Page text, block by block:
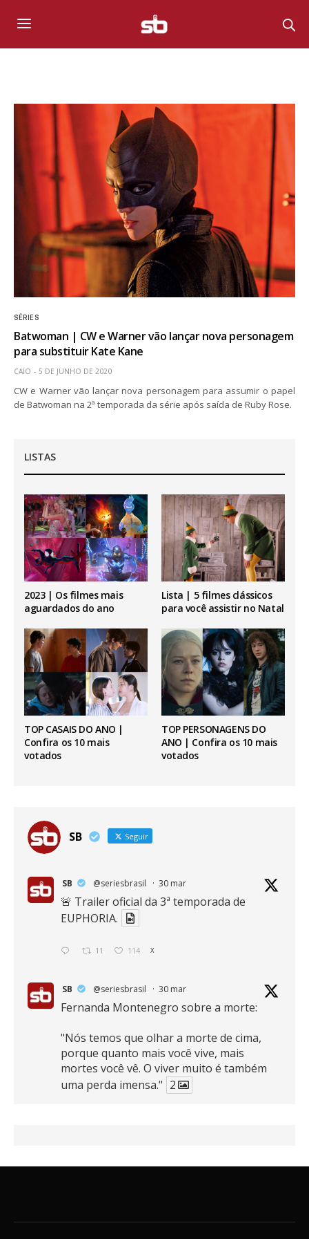
SÉRIES
Batwoman | CW e Warner vão lançar nova personagem
para substituir Kate Kane
CAIO 5 DE JUNHO DE 2020
CW e Warner vão lançar nova personagem para assumir o papel
de Batwoman na 2ª temporada da série após saída de Ruby Rose.
LISTAS
2023 | Os filmes mais
aguardados do ano
Lista | 5 filmes clássicos
para você assistir no Natal
TOP CASAIS DO ANO |
Confira os 10 mais
votados
TOP PERSONAGENS DO
ANO | Confira os 10 mais
votados
SB Seguir
SB @seriesbrasil · 30 mar
🚨 Trailer oficial da 3ª temporada de
EUPHORIA.
11 114 X
SB @seriesbrasil · 30 mar
Fernanda Montenegro sobre a morte:
"Nós temos que olhar a morte de cima,
porque quanto mais você vive, mais
mortes você vê. O viver muito é também
uma perda imensa." 2
16 389 X